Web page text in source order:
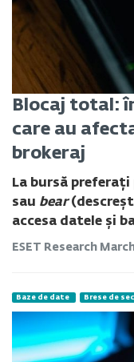
Blocaj total:
care au
brokeraj
La bursă
sau bear
accesa datele și
ESET Research
Baze de date Brese de